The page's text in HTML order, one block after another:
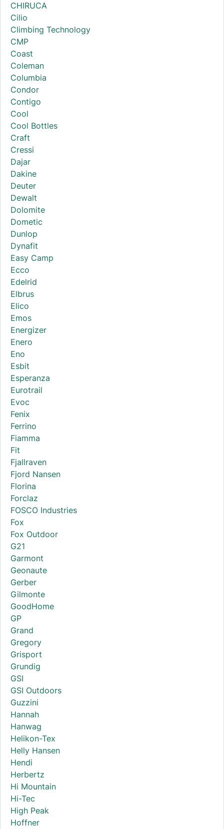
CHIRUCA
Cilio
Climbing Technology
CMP
Coast
Coleman
Columbia
Condor
Contigo
Cool
Cool Bottles
Craft
Cressi
Dajar
Dakine
Deuter
Dewalt
Dolomite
Dometic
Dunlop
Dynafit
Easy Camp
Ecco
Edelrid
Elbrus
Elico
Emos
Energizer
Enero
Eno
Esbit
Esperanza
Eurotrail
Evoc
Fenix
Ferrino
Fiamma
Fit
Fjallraven
Fjord Nansen
Florina
Forclaz
FOSCO Industries
Fox
Fox Outdoor
G21
Garmont
Geonaute
Gerber
Gilmonte
GoodHome
GP
Grand
Gregory
Grisport
Grundig
GSI
GSI Outdoors
Guzzini
Hannah
Hanwag
Helikon-Tex
Helly Hansen
Hendi
Herbertz
Hi Mountain
Hi-Tec
High Peak
Hoffner